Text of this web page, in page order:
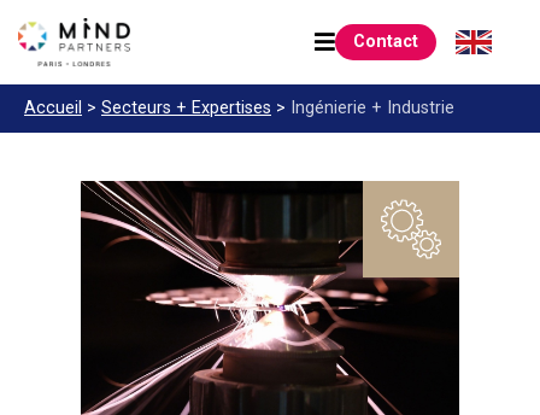
Contact
Accueil > Secteurs + Expertises > Ingénierie + Industrie